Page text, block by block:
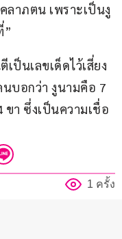
ลาภตน เพราะเป็นงู
ป็นเลขเด็ดไว้เสี่ยง
บอกว่า งูนามคือ 7
ขา ซึ่งเป็นความเชื่อ
1 ครั้ง